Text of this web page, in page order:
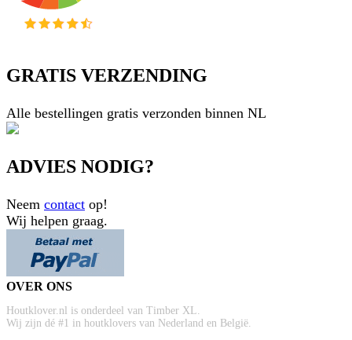
GRATIS VERZENDING
Alle bestellingen gratis verzonden binnen NL
ADVIES NODIG?
Neem contact op!
Wij helpen graag.
OVER ONS
Houtklover.nl is onderdeel van Timber XL.
Wij zijn dé #1 in houtklovers van Nederland en België.